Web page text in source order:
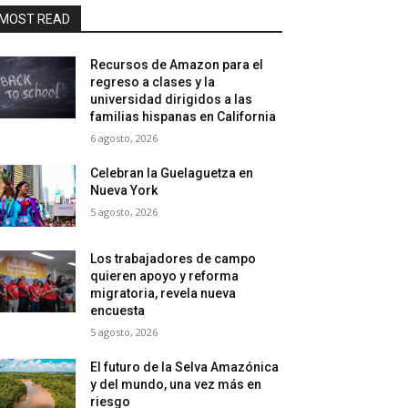
READ
Recursos de Amazon para el
regreso a clases y la
universidad dirigidos a las
familias hispanas en California
6 agosto, 2026
Celebran la Guelaguetza en
Nueva York
5 agosto, 2026
Los trabajadores de campo
quieren apoyo y reforma
migratoria, revela nueva
encuesta
5 agosto, 2026
El futuro de la Selva Amazónica
y del mundo, una vez más en
riesgo